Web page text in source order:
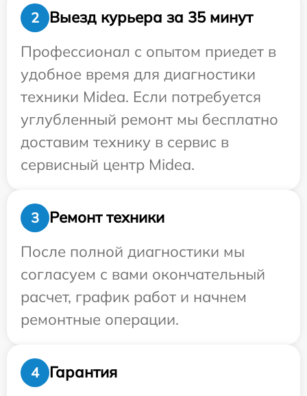
2
Выезд курьера за 35 минут
Профессионал с опытом приедет в
удобное время для диагностики
техники Midea. Если потребуется
углубленный ремонт мы бесплатно
доставим технику в сервис в
сервисный центр Midea.
3
Ремонт техники
После полной диагностики мы
согласуем с вами окончательный
расчет, график работ и начнем
ремонтные операции.
4 Гарантия